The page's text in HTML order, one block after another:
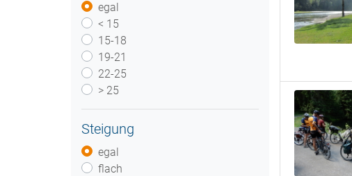
egal
< 15
15-18
19-21
22-25
> 25
Steigung
egal
flach